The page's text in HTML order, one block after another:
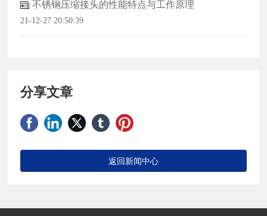
不锈钢压缩接头的性能特点与工作原理
21-12-27 20:50:39
分享文章
返回新闻中心